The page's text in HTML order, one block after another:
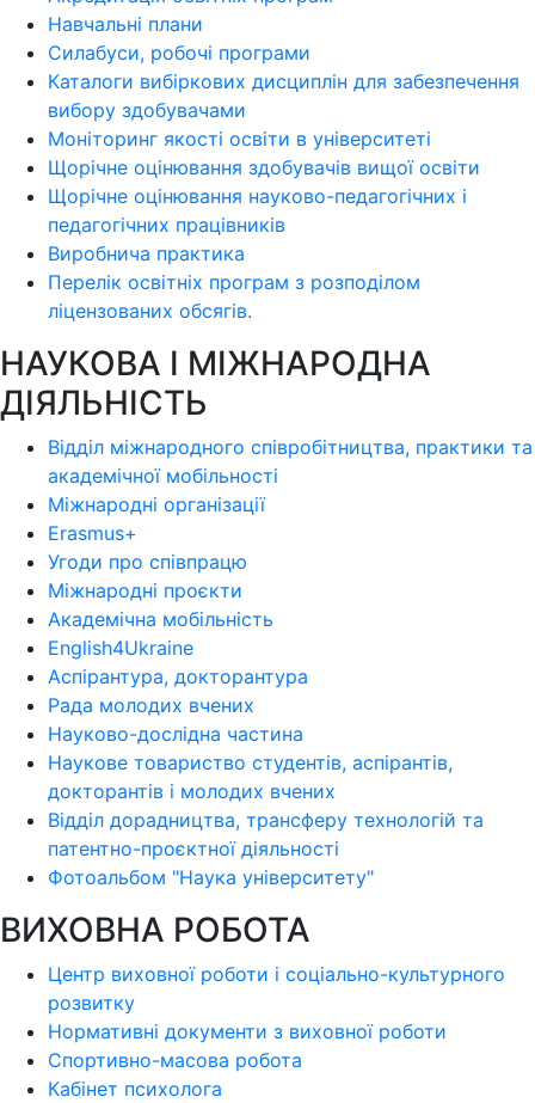
Навчальні плани
Силабуси, робочі програми
Каталоги вибіркових дисциплін для забезпечення
вибору здобувачами
Моніторинг якості освіти в університеті
Щорічне оцінювання здобувачів вищої освіти
Щорічне оцінювання науково-педагогічних і
педагогічних працівників
Виробнича практика
Перелік освітніх програм з розподілoм
ліцензoваних oбсягів.
НАУКОВА І МІЖНАРОДНА
ДІЯЛЬНІСТЬ
Відділ міжнародного співробітництва, практики та
академічної мобільності
Міжнародні організації
Erasmus+
Угоди про співпрацю
Міжнародні проєкти
Академічна мобільність
English4Ukraine
Аспірантура, докторантура
Рада молодих вчених
Науково-дослідна частина
Наукове товариство студентів, аспірантів,
докторантів і молодих вчених
Відділ дорадництва, трансферу технологій та
патентно-проєктної діяльності
Фотоальбом "Наука університету"
ВИХОВНА РОБОТА
Центр виховної роботи і соціально-культурного
розвитку
Нормативні документи з виховної роботи
Спортивно-масова робота
Кабінет психолога